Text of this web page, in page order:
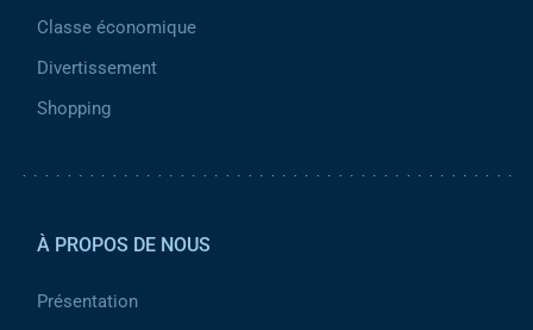
Classe économique
Divertissement
Shopping
À PROPOS DE NOUS
Présentation